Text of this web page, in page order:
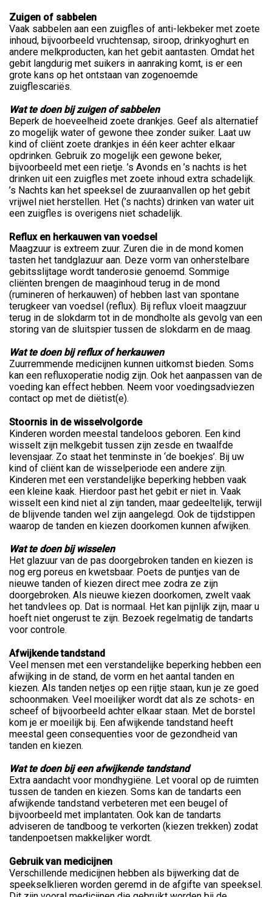
Zuigen of sabbelen
Vaak sabbelen aan een zuigfles of anti-lekbeker met zoete
inhoud, bijvoorbeeld vruchtensap, siroop, drinkyoghurt en
andere melkproducten, kan het gebit aantasten. Omdat het
gebit langdurig met suikers in aanraking komt, is er een
grote kans op het ontstaan van zogenoemde
zuigflescariës.
Wat te doen bij zuigen of sabbelen
Beperk de hoeveelheid zoete drankjes. Geef als alternatief
zo mogelijk water of gewone thee zonder suiker. Laat uw
kind of cliënt zoete drankjes in één keer achter elkaar
opdrinken. Gebruik zo mogelijk een gewone beker,
bijvoorbeeld met een rietje. ’s Avonds en ’s nachts is het
drinken uit een zuigfles met zoete inhoud extra schadelijk.
’s Nachts kan het speeksel de zuuraanvallen op het gebit
vrijwel niet herstellen. Het (’s nachts) drinken van water uit
een zuigfles is overigens niet schadelijk.
Reflux en herkauwen van voedsel
Maagzuur is extreem zuur. Zuren die in de mond komen
tasten het tandglazuur aan. Deze vorm van onherstelbare
gebitsslijtage wordt tanderosie genoemd. Sommige
cliënten brengen de maaginhoud terug in de mond
(rumineren of herkauwen) of hebben last van spontane
terugkeer van voedsel (reflux). Bij reflux vloeit maagzuur
terug in de slokdarm tot in de mondholte als gevolg van een
storing van de sluitspier tussen de slokdarm en de maag.
Wat te doen bij reflux of herkauwen
Zuurremmende medicijnen kunnen uitkomst bieden. Soms
kan een refluxoperatie nodig zijn. Ook het aanpassen van de
voeding kan effect hebben. Neem voor voedingsadviezen
contact op met de diëtist(e).
Stoornis in de wisselvolgorde
Kinderen worden meestal tandeloos geboren. Een kind
wisselt zijn melkgebit tussen zijn zesde en twaalfde
levensjaar. Zo staat het tenminste in ‘de boekjes’. Bij uw
kind of cliënt kan de wisselperiode een andere zijn.
Kinderen met een verstandelijke beperking hebben vaak
een kleine kaak. Hierdoor past het gebit er niet in. Vaak
wisselt een kind niet al zijn tanden, maar gedeeltelijk, terwijl
de blijvende tanden wel zijn aangelegd. Ook de tijdstippen
waarop de tanden en kiezen doorkomen kunnen afwijken.
Wat te doen bij wisselen
Het glazuur van de pas doorgebroken tanden en kiezen is
nog erg poreus en kwetsbaar. Poets de puntjes van de
nieuwe tanden of kiezen direct mee zodra ze zijn
doorgebroken. Als nieuwe kiezen doorkomen, zwelt vaak
het tandvlees op. Dat is normaal. Het kan pijnlijk zijn, maar u
hoeft niet ongerust te zijn. Bezoek regelmatig de tandarts
voor controle.
Afwijkende tandstand
Veel mensen met een verstandelijke beperking hebben een
afwijking in de stand, de vorm en het aantal tanden en
kiezen. Als tanden netjes op een rijtje staan, kun je ze goed
schoonmaken. Veel moeilijker wordt dat als ze schots- en
scheef of bijvoorbeeld achter elkaar staan. Met de borstel
kom je er moeilijk bij. Een afwijkende tandstand heeft
meestal geen consequenties voor de gezondheid van
tanden en kiezen.
Wat te doen bij een afwijkende tandstand
Extra aandacht voor mondhygiëne. Let vooral op de ruimten
tussen de tanden en kiezen. Soms kan de tandarts een
afwijkende tandstand verbeteren met een beugel of
bijvoorbeeld met implantaten. Ook kan de tandarts
adviseren de tandboog te verkorten (kiezen trekken) zodat
tandenpoetsen makkelijker wordt.
Gebruik van medicijnen
Verschillende medicijnen hebben als bijwerking dat de
speekselklieren worden geremd in de afgifte van speeksel.